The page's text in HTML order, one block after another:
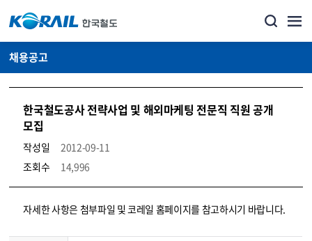
채용공고
한국철도공사 전략사업 및 해외마케팅 전문직 직원 공개
모집
작성일
2012-09-11
조회수
14,996
코레일소개_경영공시_채용공고 상세보기 – 내용, 파일, 담당자 연락처로 구성
자세한 사항은 첨부파일 및 코레일 홈페이지를 참고하시기 바랍니다.